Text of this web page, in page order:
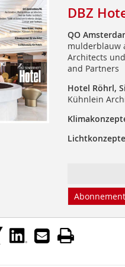
DBZ
QO
mulderblauw
Architects
and Partners
Hotel Röhrl,
Kühnlein
Abonnement